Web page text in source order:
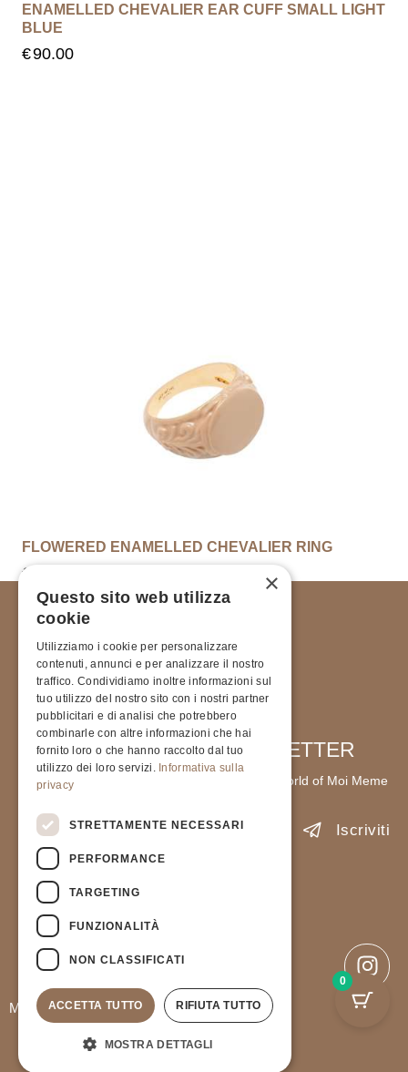
ENAMELLED CHEVALIER EAR CUFF SMALL LIGHT
BLUE
€90.00
FLOWERED ENAMELLED CHEVALIER RING
€
SIGN UP FOR OUR NEWSLETTER
Stay up to date with the latest news from the world of Moi Meme
Iscriviti
Accetto l'informativa sulla
Moimeme Milano © All Rights Reserved.
PIVA 9237823791
Privacy Policy
General terms and Conditions of sale
0
×
Questo sito web utilizza
cookie
Utilizziamo i cookie per personalizzare
contenuti, annunci e per analizzare il nostro
traffico. Condividiamo inoltre informazioni sul
tuo utilizzo del nostro sito con i nostri partner
pubblicitari e di analisi che potrebbero
combinarle con altre informazioni che hai
fornito loro o che hanno raccolto dal tuo
utilizzo dei loro servizi. Informativa sulla
privacy
STRETTAMENTE NECESSARI
PERFORMANCE
TARGETING
FUNZIONALITÀ
NON CLASSIFICATI
ACCETTA TUTTO RIFIUTA TUTTO
MOSTRA DETTAGLI